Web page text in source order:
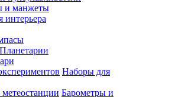
и манжеты
интерьера
Планетарии
Наборы для
Барометры и